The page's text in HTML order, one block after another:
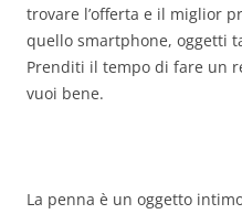
trovare l’offerta e il miglior
quello smartphone, oggetti
Prenditi il tempo di fare un
vuoi bene.
La penna è un oggetto